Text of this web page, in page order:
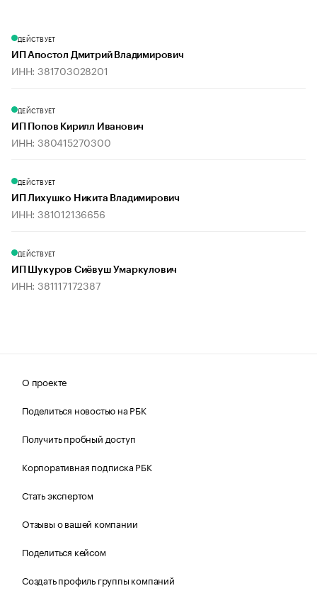
ДЕЙСТВУЕТ
ИП Апостол Дмитрий Владимирович
ИНН: 381703028201
ДЕЙСТВУЕТ
ИП Попов Кирилл Иванович
ИНН: 380415270300
ДЕЙСТВУЕТ
ИП Лихушко Никита Владимирович
ИНН: 381012136656
ДЕЙСТВУЕТ
ИП Шукуров Сиёвуш Умаркулович
ИНН: 381117172387
О проекте
Поделиться новостью на РБК
Получить пробный доступ
Корпоративная подписка РБК
Стать экспертом
Отзывы о вашей компании
Поделиться кейсом
Создать профиль группы компаний